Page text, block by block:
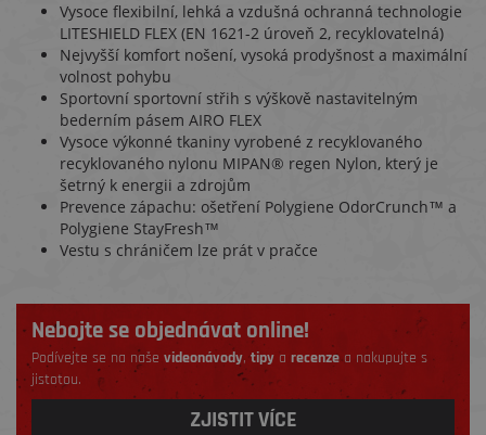
Vysoce flexibilní, lehká a vzdušná ochranná technologie
LITESHIELD FLEX (EN 1621-2 úroveň 2, recyklovatelná)
Nejvyšší komfort nošení, vysoká prodyšnost a maximální
volnost pohybu
Sportovní sportovní střih s výškově nastavitelným
bederním pásem AIRO FLEX
Vysoce výkonné tkaniny vyrobené z recyklovaného
recyklovaného nylonu MIPAN® regen Nylon, který je
šetrný k energii a zdrojům
Prevence zápachu: ošetření Polygiene OdorCrunch™ a
Polygiene StayFresh™
Vestu s chráničem lze prát v pračce
Nebojte se objednávat online!
Podívejte se na naše videonávody,tipy a recenzea nakupujte s
jistotou.
ZJISTIT VÍCE